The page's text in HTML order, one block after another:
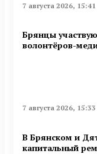
7 августа 2026, 15:41
Брянцы
волонтёров-
7 августа 2026, 15:33
В Брянском и
капитальный